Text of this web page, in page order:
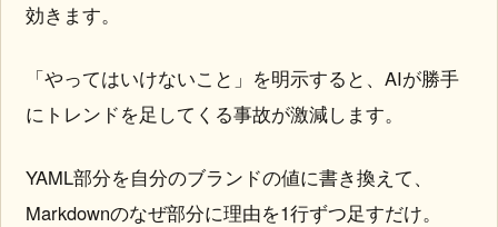
効きます。
「やってはいけないこと」を明示すると、AIが勝手
にトレンドを足してくる事故が激減します。
YAML部分を自分のブランドの値に書き換えて、
Markdownのなぜ部分に理由を1行ずつ足すだけ。